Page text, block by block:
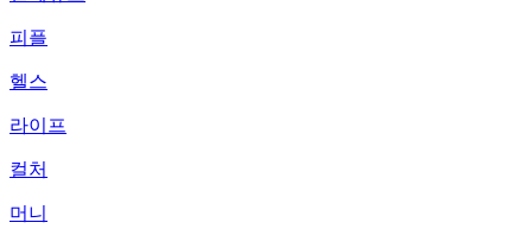
피플
헬스
라이프
컬처
머니